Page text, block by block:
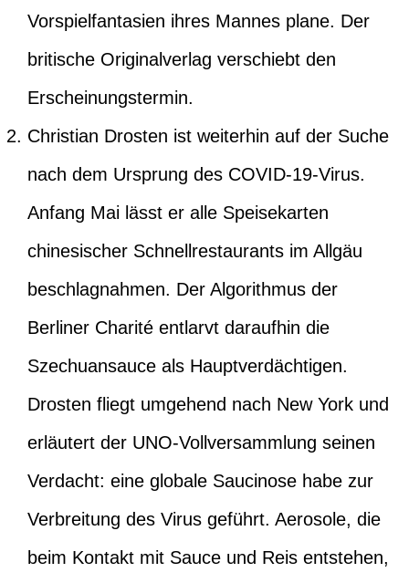
Vorspielfantasien ihres Mannes plane. Der
britische Originalverlag verschiebt den
Erscheinungstermin.
Christian Drosten ist weiterhin auf der Suche
nach dem Ursprung des COVID-19-Virus.
Anfang Mai lässt er alle Speisekarten
chinesischer Schnellrestaurants im Allgäu
beschlagnahmen. Der Algorithmus der
Berliner Charité entlarvt daraufhin die
Szechuansauce als Hauptverdächtigen.
Drosten fliegt umgehend nach New York und
erläutert der UNO-Vollversammlung seinen
Verdacht: eine globale Saucinose habe zur
Verbreitung des Virus geführt. Aerosole, die
beim Kontakt mit Sauce und Reis entstehen,